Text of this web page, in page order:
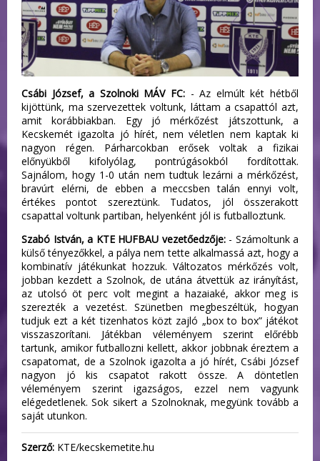
Csábi József, a Szolnoki MÁV FC: - Az elmúlt két hétből
kijöttünk, ma szervezettek voltunk, láttam a csapattól azt,
amit korábbiakban. Egy jó mérkőzést játszottunk, a
Kecskemét igazolta jó hírét, nem véletlen nem kaptak ki
nagyon régen. Párharcokban erősek voltak a fizikai
előnyükből kifolyólag, pontrúgásokból fordítottak.
Sajnálom, hogy 1-0 után nem tudtuk lezárni a mérkőzést,
bravúrt elérni, de ebben a meccsben talán ennyi volt,
értékes pontot szereztünk. Tudatos, jól összerakott
csapattal voltunk partiban, helyenként jól is futballoztunk.
Szabó István, a KTE HUFBAU vezetőedzője:- Számoltunk a
külső tényezőkkel, a pálya nem tette alkalmassá azt, hogy a
kombinatív játékunkat hozzuk. Változatos mérkőzés volt,
jobban kezdett a Szolnok, de utána átvettük az irányítást,
az utolsó öt perc volt megint a hazaiaké, akkor meg is
szerezték a vezetést. Szünetben megbeszéltük, hogyan
tudjuk ezt a két tizenhatos közt zajló „box to box” játékot
visszaszorítani. Játékban véleményem szerint előrébb
tartunk, amikor futballozni kellett, akkor jobbnak éreztem a
csapatomat, de a Szolnok igazolta a jó hírét, Csábi József
nagyon jó kis csapatot rakott össze. A döntetlen
véleményem szerint igazságos, ezzel nem vagyunk
elégedetlenek. Sok sikert a Szolnoknak, megyünk tovább a
saját utunkon.
Szerző: KTE/kecskemetite.hu